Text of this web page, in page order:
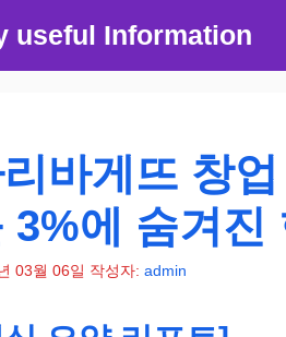
useful Information
바게뜨 창
3%에 숨겨진
03월 06일 작성자: admin